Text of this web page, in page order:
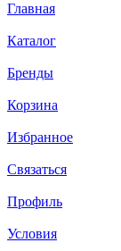
Главная
Каталог
Бренды
Корзина
Избранное
Связаться
Профиль
Условия